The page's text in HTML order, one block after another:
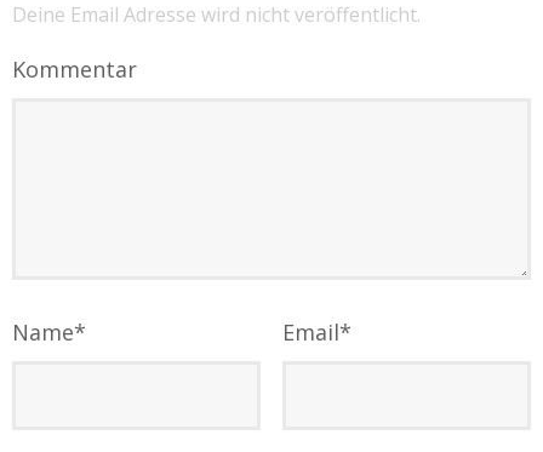
Deine Email Adresse wird nicht veröffentlicht.
Kommentar
Name* Email*